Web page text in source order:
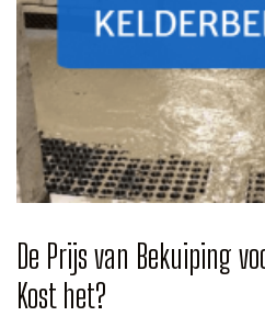
De Prijs van Bekuiping
Kost het?